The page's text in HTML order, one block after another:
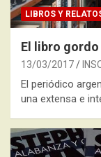
LIBROS Y
El libro
13/03/2017
El periódico
una extensa e